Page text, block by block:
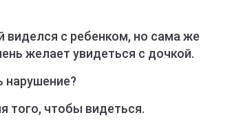
виделся с ребенком, но сама же
желает увидеться с дочкой.
нарушение?
того, чтобы видеться.